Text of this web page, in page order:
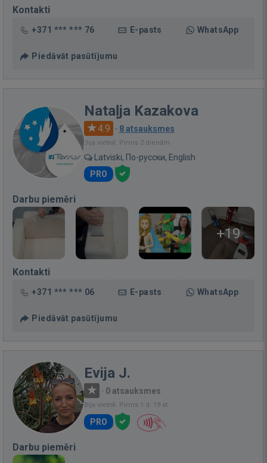
Kontakti
+371 *** *** 76 E-pasts WhatsApp
Piedāvāt pasūtījumu
Nataļja Kazakova
4.9 · 8 atsauksmes
Bija vietnē: Pirms 2 dienām
Latviski, По-русски, English
PRO
Darbu piemēri
+19
Kontakti
+371 *** *** 06 E-pasts WhatsApp
Piedāvāt pasūtījumu
Evija J.
· 0 atsauksmes
Bija vietnē: Pirms 1 d. 19 st.
PRO
Darbu piemēri